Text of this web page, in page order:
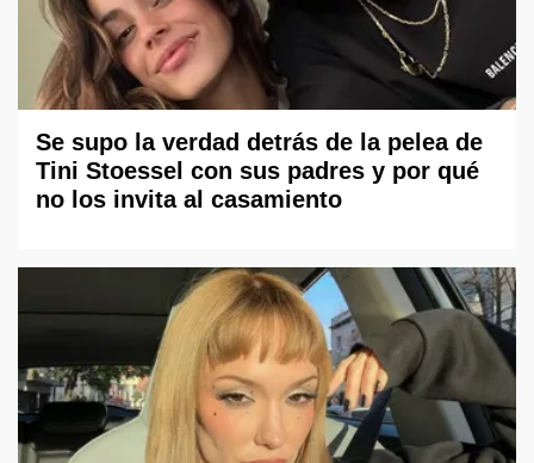
Se supo la verdad detrás de la pelea de
Tini Stoessel con sus padres y por qué
no los invita al casamiento